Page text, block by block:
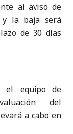
al aviso de
y la baja será
de 30 días
el equipo de
del
a cabo en